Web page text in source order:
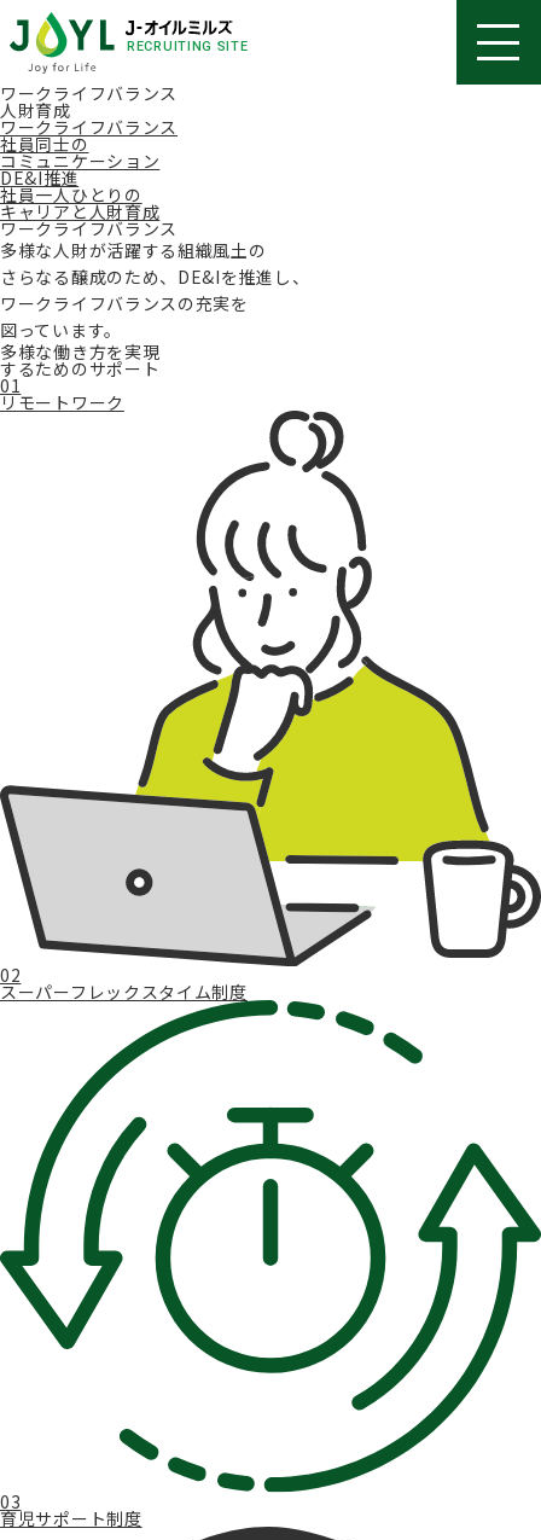
RECRUITING SITE
ワークライフバランス
人財育成
ワークライフバランス
社員同士の
コミュニケーション
DE&I推進
社員一人ひとりの
キャリアと人財育成
ワークライフバランス
多様な人財が活躍する組織風土の
さらなる醸成のため、DE&Iを推進し、
ワークライフバランスの充実を
図っています。
多様な働き方を実現
するためのサポート
01
リモートワーク
02
スーパーフレックスタイム制度
03
育児サポート制度